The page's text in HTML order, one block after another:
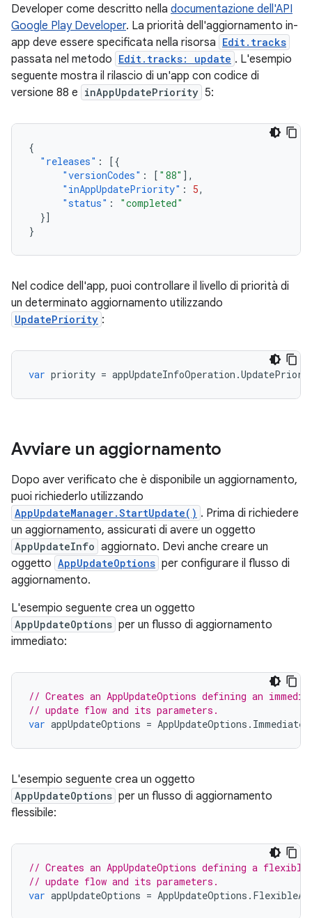
Developer come descritto nella documentazione dell'API
Google Play Developer. La priorità dell'aggiornamento in-
app deve essere specificata nella risorsa Edit.tracks
passata nel metodo Edit.tracks: update . L'esempio
seguente mostra il rilascio di un'app con codice di
versione 88 e inAppUpdatePriority 5:
{
"releases" :
[{
"versionCodes" : [ "88" ],
"inAppUpdatePriority" : 5,
"status" :
"completed"
}]
}
Nel codice dell'app, puoi controllare il livello di priorità di
un determinato aggiornamento utilizzando
UpdatePriority :
var priority = appUpdateInfoOperation .
Avviare un aggiornamento
Dopo aver verificato che è disponibile un aggiornamento,
puoi richiederlo utilizzando
AppUpdateManager.StartUpdate() . Prima di richiedere
un aggiornamento, assicurati di avere un oggetto
AppUpdateInfo aggiornato. Devi anche creare un
oggetto AppUpdateOptions per configurare il flusso di
aggiornamento.
L'esempio seguente crea un oggetto
AppUpdateOptions per un flusso di aggiornamento
immediato:
// Creates an AppUpdateOptions defining an
// update flow and its parameters.
var appUpdateOptions = AppUpdateOptions .
L'esempio seguente crea un oggetto
AppUpdateOptions per un flusso di aggiornamento
flessibile:
// Creates an AppUpdateOptions defining a flexible
// update flow and its parameters.
var appUpdateOptions = AppUpdateOptions .